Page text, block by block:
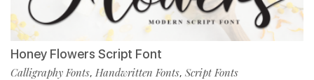
Honey Flowers Script Font
Calligraphy Fonts, Handwritten Fonts, Script Fonts